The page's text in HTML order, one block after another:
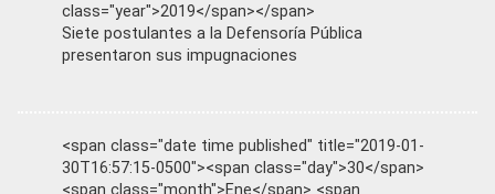
class="year">2019</span></span>
Siete postulantes a la Defensoría Pública
presentaron sus impugnaciones
<span class="date time published" title="2019-01-
30T16:57:15-0500"><span class="day">30</span>
<span class="month">Ene</span> <span